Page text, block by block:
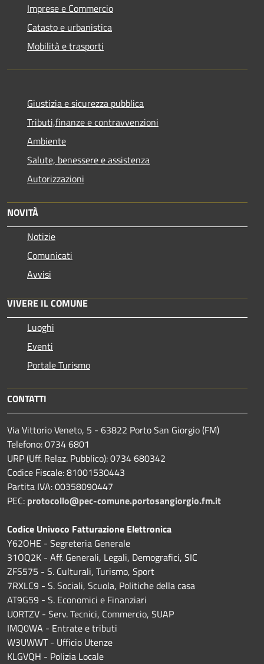
Imprese e Commercio
Catasto e urbanistica
Mobilità e trasporti
Giustizia e sicurezza pubblica
Tributi,finanze e contravvenzioni
Ambiente
Salute, benessere e assistenza
Autorizzazioni
NOVITÀ
Notizie
Comunicati
Avvisi
VIVERE IL COMUNE
Luoghi
Eventi
Portale Turismo
CONTATTI
Via Vittorio Veneto, 5 - 63822 Porto San Giorgio (FM)
Telefono: 0734 6801
URP (Uff. Relaz. Pubblico): 0734 680342
Codice Fiscale: 81001530443
Partita IVA: 00358090447
PEC: protocollo@pec-comune.portosangiorgio.fm.it
Codice Univoco Fatturazione Elettronica
Y62OHE - Segreteria Generale
31OQ2K - Aff. Generali, Legali, Demografici, SIC
ZFS575 - S. Culturali, Turismo, Sport
7RXLC9 - S. Sociali, Scuola, Politiche della casa
AT9G59 - S. Economici e Finanziari
U0RTZV - Serv. Tecnici, Commercio, SUAP
IMQ0WA - Entrate e tributi
W3UWWT - Ufficio Utenze
KLGVQH - Polizia Locale